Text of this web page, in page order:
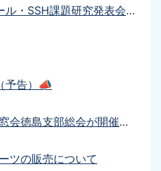
令和8年度オープンスクール・SSH課題研究発表会について（要項・送迎）
予告）📣
令和8年度 第41回芳越同窓会徳島支部総会が開催されました
ツの販売について